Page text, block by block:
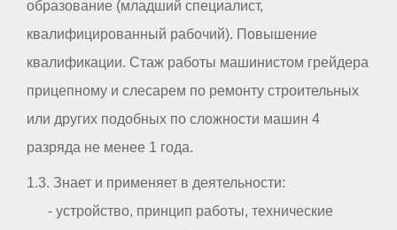
образование (младший специалист,
квалифицированный рабочий). Повышение
квалификации. Стаж работы машинистом грейдера
прицепному и слесарем по ремонту строительных
или других подобных по сложности машин 4
разряда не менее 1 года.
1.3. Знает и применяет в деятельности:
- устройство, принцип работы, технические